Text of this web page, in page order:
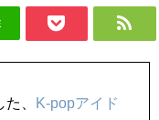
、 K-popアイド